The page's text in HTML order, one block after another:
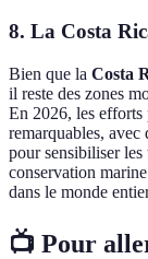
8. La Costa
Bien que la Costa
il reste des zones
En 2026, les
remarquables, avec
pour sensibiliser
conservation
dans le monde
📺 Pour